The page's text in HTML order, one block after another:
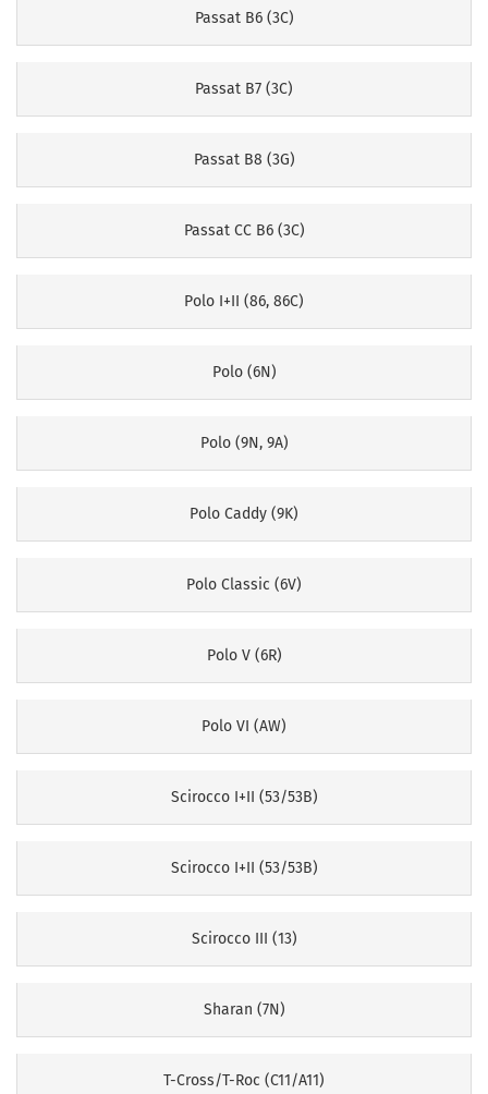
Passat B6 (3C)
Passat B7 (3C)
Passat B8 (3G)
Passat CC B6 (3C)
Polo I+II (86, 86C)
Polo (6N)
Polo (9N, 9A)
Polo Caddy (9K)
Polo Classic (6V)
Polo V (6R)
Polo VI (AW)
Scirocco I+II (53/53B)
Scirocco I+II (53/53B)
Scirocco III (13)
Sharan (7N)
T-Cross/T-Roc (C11/A11)